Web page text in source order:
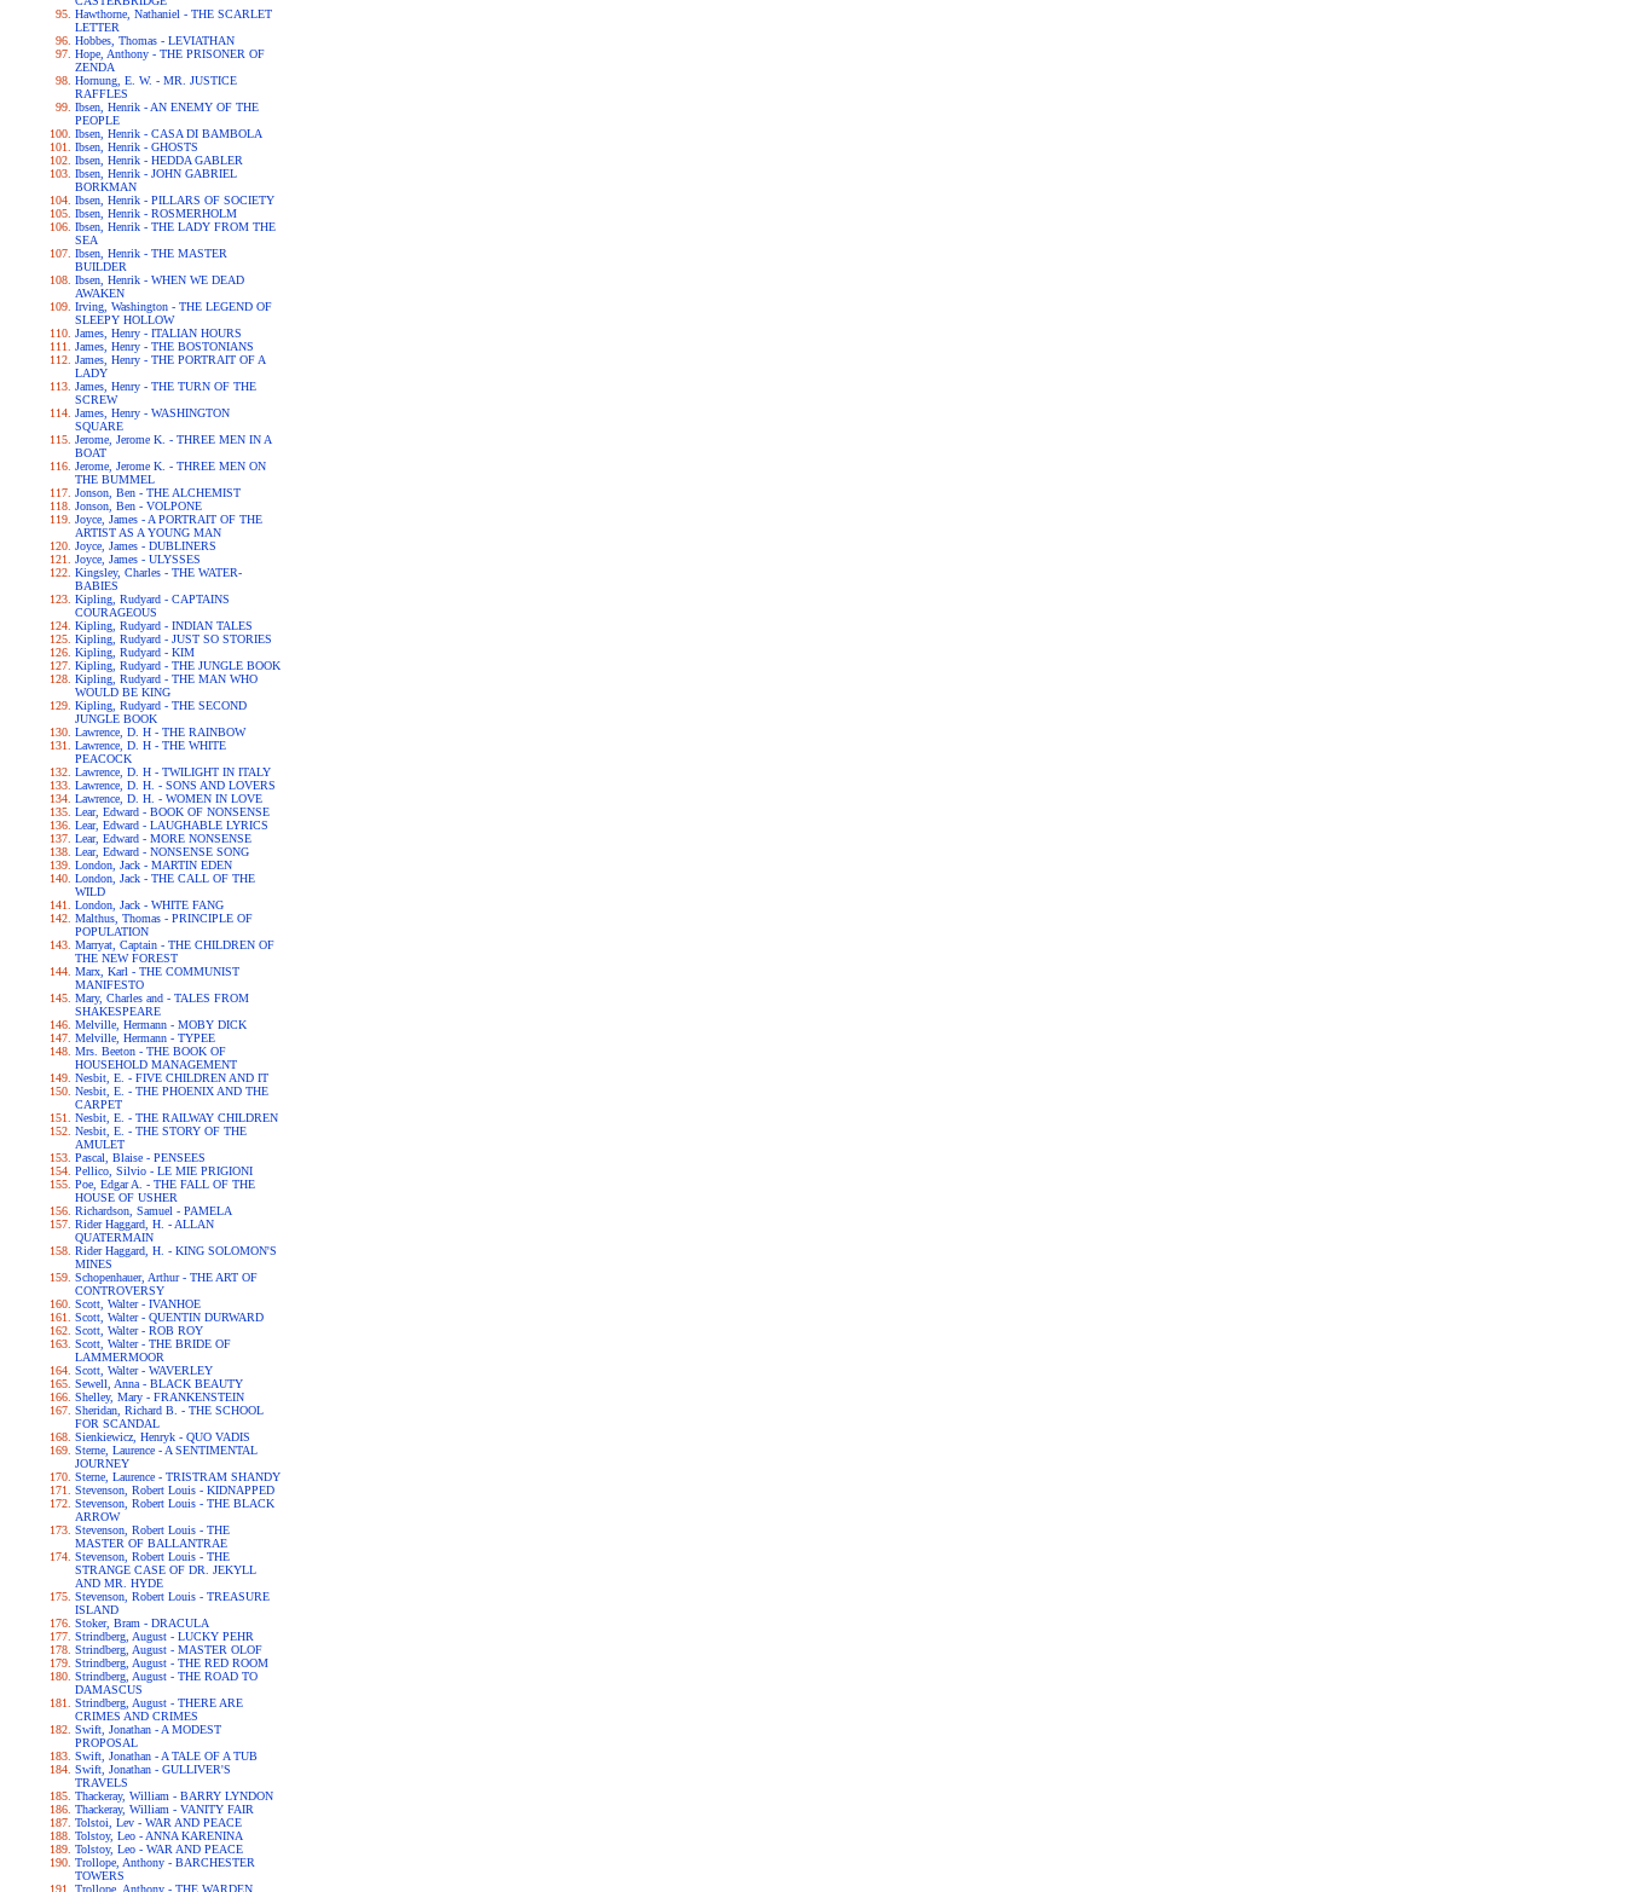
Hawthorne, Nathaniel - THE SCARLET
LETTER
Hobbes, Thomas - LEVIATHAN
Hope, Anthony - THE PRISONER OF
ZENDA
Hornung, E. W. - MR. JUSTICE
RAFFLES
Ibsen, Henrik - AN ENEMY OF THE
PEOPLE
Ibsen, Henrik - CASA DI BAMBOLA
Ibsen, Henrik - GHOSTS
Ibsen, Henrik - HEDDA GABLER
Ibsen, Henrik - JOHN GABRIEL
BORKMAN
Ibsen, Henrik - PILLARS OF SOCIETY
Ibsen, Henrik - ROSMERHOLM
Ibsen, Henrik - THE LADY FROM THE
SEA
Ibsen, Henrik - THE MASTER
BUILDER
Ibsen, Henrik - WHEN WE DEAD
AWAKEN
Irving, Washington - THE LEGEND OF
SLEEPY HOLLOW
James, Henry - ITALIAN HOURS
James, Henry - THE BOSTONIANS
James, Henry - THE PORTRAIT OF A
LADY
James, Henry - THE TURN OF THE
SCREW
James, Henry - WASHINGTON
SQUARE
Jerome, Jerome K. - THREE MEN IN A
BOAT
Jerome, Jerome K. - THREE MEN ON
THE BUMMEL
Jonson, Ben - THE ALCHEMIST
Jonson, Ben - VOLPONE
Joyce, James - A PORTRAIT OF THE
ARTIST AS A YOUNG MAN
Joyce, James - DUBLINERS
Joyce, James - ULYSSES
Kingsley, Charles - THE WATER-
BABIES
Kipling, Rudyard - CAPTAINS
COURAGEOUS
Kipling, Rudyard - INDIAN TALES
Kipling, Rudyard - JUST SO STORIES
Kipling, Rudyard - KIM
Kipling, Rudyard - THE JUNGLE BOOK
Kipling, Rudyard - THE MAN WHO
WOULD BE KING
Kipling, Rudyard - THE SECOND
JUNGLE BOOK
Lawrence, D. H - THE RAINBOW
Lawrence, D. H - THE WHITE
PEACOCK
Lawrence, D. H - TWILIGHT IN ITALY
Lawrence, D. H. - SONS AND LOVERS
Lawrence, D. H. - WOMEN IN LOVE
Lear, Edward - BOOK OF NONSENSE
Lear, Edward - LAUGHABLE LYRICS
Lear, Edward - MORE NONSENSE
Lear, Edward - NONSENSE SONG
London, Jack - MARTIN EDEN
London, Jack - THE CALL OF THE
WILD
London, Jack - WHITE FANG
Malthus, Thomas - PRINCIPLE OF
POPULATION
Marryat, Captain - THE CHILDREN OF
THE NEW FOREST
Marx, Karl - THE COMMUNIST
MANIFESTO
Mary, Charles and - TALES FROM
SHAKESPEARE
Melville, Hermann - MOBY DICK
Melville, Hermann - TYPEE
Mrs. Beeton - THE BOOK OF
HOUSEHOLD MANAGEMENT
Nesbit, E. - FIVE CHILDREN AND IT
Nesbit, E. - THE PHOENIX AND THE
CARPET
Nesbit, E. - THE RAILWAY CHILDREN
Nesbit, E. - THE STORY OF THE
AMULET
Pascal, Blaise - PENSEES
Pellico, Silvio - LE MIE PRIGIONI
Poe, Edgar A. - THE FALL OF THE
HOUSE OF USHER
Richardson, Samuel - PAMELA
Rider Haggard, H. - ALLAN
QUATERMAIN
Rider Haggard, H. - KING SOLOMON'S
MINES
Schopenhauer, Arthur - THE ART OF
CONTROVERSY
Scott, Walter - IVANHOE
Scott, Walter - QUENTIN DURWARD
Scott, Walter - ROB ROY
Scott, Walter - THE BRIDE OF
LAMMERMOOR
Scott, Walter - WAVERLEY
Sewell, Anna - BLACK BEAUTY
Shelley, Mary - FRANKENSTEIN
Sheridan, Richard B. - THE SCHOOL
FOR SCANDAL
Sienkiewicz, Henryk - QUO VADIS
Sterne, Laurence - A SENTIMENTAL
JOURNEY
Sterne, Laurence - TRISTRAM SHANDY
Stevenson, Robert Louis - KIDNAPPED
Stevenson, Robert Louis - THE BLACK
ARROW
Stevenson, Robert Louis - THE
MASTER OF BALLANTRAE
Stevenson, Robert Louis - THE
STRANGE CASE OF DR. JEKYLL
AND MR. HYDE
Stevenson, Robert Louis - TREASURE
ISLAND
Stoker, Bram - DRACULA
Strindberg, August - LUCKY PEHR
Strindberg, August - MASTER OLOF
Strindberg, August - THE RED ROOM
Strindberg, August - THE ROAD TO
DAMASCUS
Strindberg, August - THERE ARE
CRIMES AND CRIMES
Swift, Jonathan - A MODEST
PROPOSAL
Swift, Jonathan - A TALE OF A TUB
Swift, Jonathan - GULLIVER'S
TRAVELS
Thackeray, William - BARRY LYNDON
Thackeray, William - VANITY FAIR
Tolstoi, Lev - WAR AND PEACE
Tolstoy, Leo - ANNA KARENINA
Tolstoy, Leo - WAR AND PEACE
Trollope, Anthony - BARCHESTER
TOWERS
Trollope, Anthony - THE WARDEN